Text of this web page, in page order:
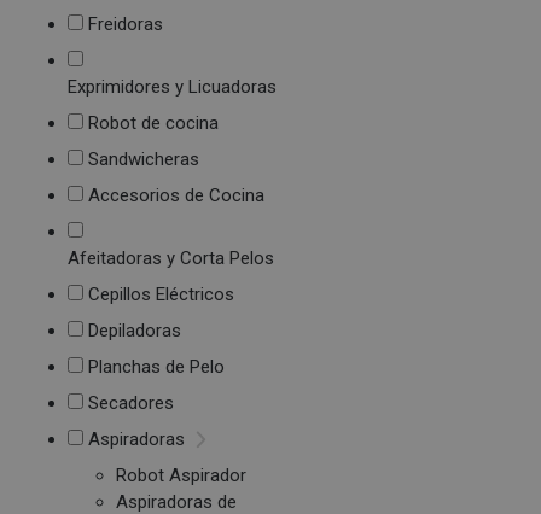
Freidoras
Exprimidores y Licuadoras
Robot de cocina
Sandwicheras
Accesorios de Cocina
Afeitadoras y Corta Pelos
Cepillos Eléctricos
Depiladoras
Planchas de Pelo
Secadores
Aspiradoras
Robot Aspirador
Aspiradoras de